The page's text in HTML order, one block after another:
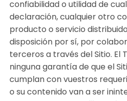
confiabilidad o utilidad de
declaración, cualquier otro
producto o servicio
disposición por sí, por
terceros a través del Sitio. El
ninguna garantía de que el
cumplan con vuestros
o su contenido van a ser